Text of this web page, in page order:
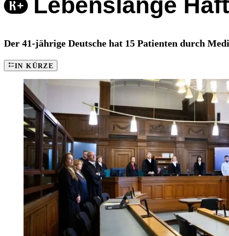
Lebenslange
Der 41-jährige Deutsche hat 15 Patienten durch
IN KÜRZE